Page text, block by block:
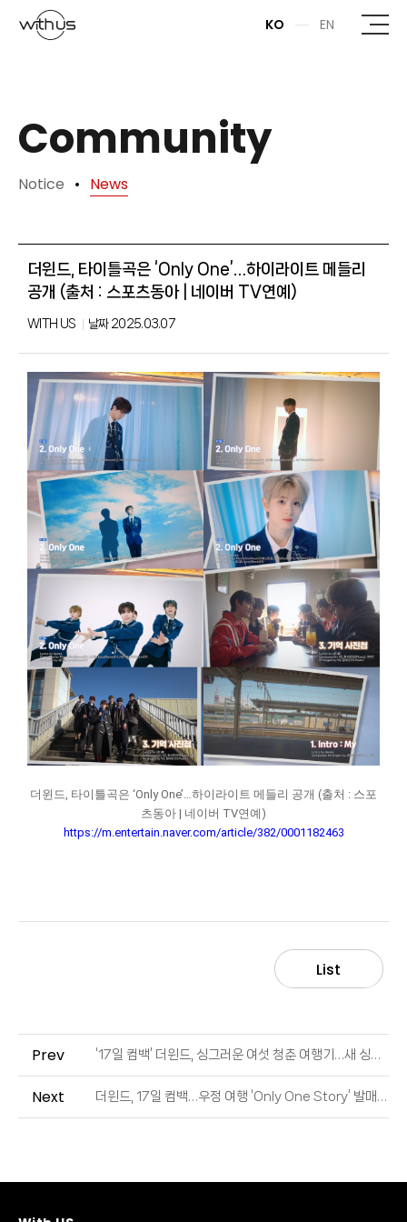
본문바로가기
KO EN
Community
Notice News
더윈드, 타이틀곡은 ‘Only One’…하이라이트 메들리
공개 (출처 : 스포츠동아 | 네이버 TV연예)
WITH US 날짜2025.03.07
더윈드, 타이틀곡은 ‘Only One’…하이라이트 메들리 공개 (출처 : 스포
츠동아 | 네이버 TV연예)
https://m.entertain.naver.com/article/382/0001182463
List
Prev ‘17일 컴백’ 더윈드, 싱그러운 여섯 청춘 여행기…새 싱글 콘셉트 포토 공개 완료 (출처 : 엑스포츠뉴스 | 네이버 TV연예)
Next 더윈드, 17일 컴백…우정 여행 ‘Only One Story’ 발매 (출처 : 스포츠동아 | 네이버 TV연예)